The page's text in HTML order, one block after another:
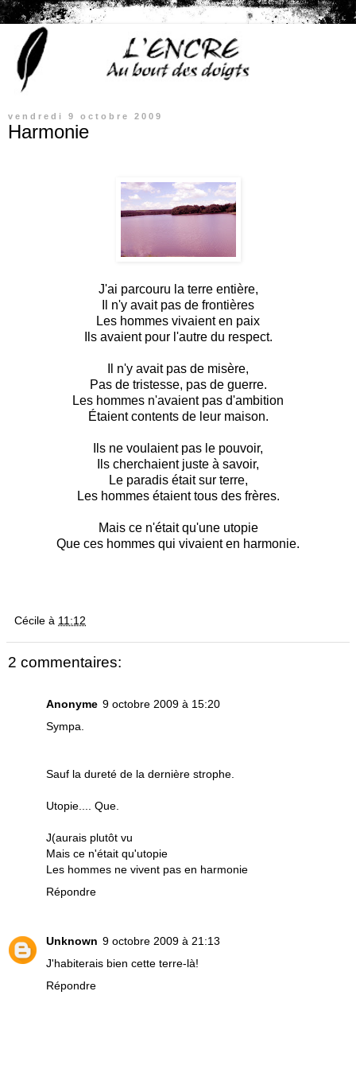
vendredi 9 octobre 2009
Harmonie
J'ai parcouru la terre entière,
Il n'y avait pas de frontières
Les hommes vivaient en paix
Ils avaient pour l'autre du respect.
Il n'y avait pas de misère,
Pas de tristesse, pas de guerre.
Les hommes n'avaient pas d'ambition
Étaient contents de leur maison.
Ils ne voulaient pas le pouvoir,
Ils cherchaient juste à savoir,
Le paradis était sur terre,
Les hommes étaient tous des frères.
Mais ce n'était qu'une utopie
Que ces hommes qui vivaient en harmonie.
Cécile à 11:12
2 commentaires:
Anonyme 9 octobre 2009 à 15:20
Sympa.
Sauf la dureté de la dernière strophe.
Utopie.... Que.
J(aurais plutôt vu
Mais ce n'était qu'utopie
Les hommes ne vivent pas en harmonie
Répondre
Unknown 9 octobre 2009 à 21:13
J'habiterais bien cette terre-là!
Répondre